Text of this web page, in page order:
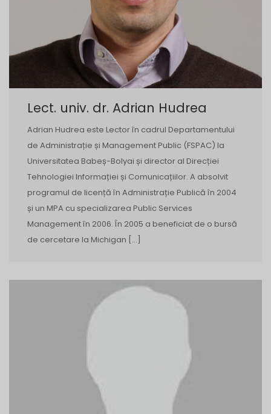
Lect. univ. dr. Adrian Hudrea
Adrian Hudrea este Lector în cadrul Departamentului
de Administrație și Management Public (FSPAC) la
Universitatea Babeș-Bolyai și director al Direcției
Tehnologiei Informației și Comunicațiilor. A absolvit
programul de licență în Administrație Publică în 2004
și un MPA cu specializarea Public Services
Management în 2006. În 2005 a beneficiat de o bursă
de cercetare la Michigan […]